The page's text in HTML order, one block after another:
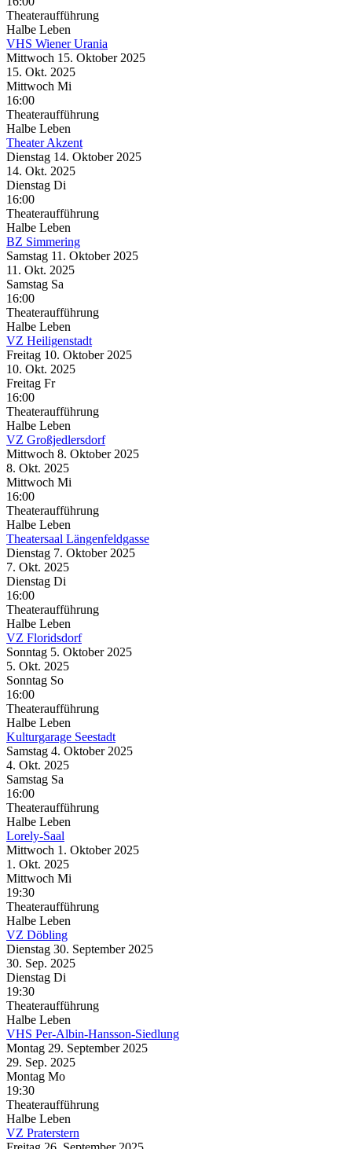
Theateraufführung
Halbe Leben
VHS Wiener Urania
Mittwoch 15. Oktober 2025
15. Okt. 2025
Mittwoch Mi
16:00
Theateraufführung
Halbe Leben
Theater Akzent
Dienstag 14. Oktober 2025
14. Okt. 2025
Dienstag Di
16:00
Theateraufführung
Halbe Leben
BZ Simmering
Samstag 11. Oktober 2025
11. Okt. 2025
Samstag Sa
16:00
Theateraufführung
Halbe Leben
VZ Heiligenstadt
Freitag 10. Oktober 2025
10. Okt. 2025
Freitag Fr
16:00
Theateraufführung
Halbe Leben
VZ Großjedlersdorf
Mittwoch 8. Oktober 2025
8. Okt. 2025
Mittwoch Mi
16:00
Theateraufführung
Halbe Leben
Theatersaal Längenfeldgasse
Dienstag 7. Oktober 2025
7. Okt. 2025
Dienstag Di
16:00
Theateraufführung
Halbe Leben
VZ Floridsdorf
Sonntag 5. Oktober 2025
5. Okt. 2025
Sonntag So
16:00
Theateraufführung
Halbe Leben
Kulturgarage Seestadt
Samstag 4. Oktober 2025
4. Okt. 2025
Samstag Sa
16:00
Theateraufführung
Halbe Leben
Lorely-Saal
Mittwoch 1. Oktober 2025
1. Okt. 2025
Mittwoch Mi
19:30
Theateraufführung
Halbe Leben
VZ Döbling
Dienstag 30. September 2025
30. Sep. 2025
Dienstag Di
19:30
Theateraufführung
Halbe Leben
VHS Per-Albin-Hansson-Siedlung
Montag 29. September 2025
29. Sep. 2025
Montag Mo
19:30
Theateraufführung
Halbe Leben
VZ Praterstern